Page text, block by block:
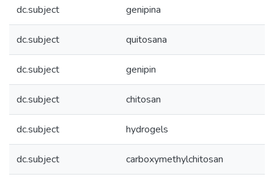
dc.subject genipina
dc.subject quitosana
dc.subject genipin
dc.subject chitosan
dc.subject hydrogels
dc.subject carboxymethylchitosan